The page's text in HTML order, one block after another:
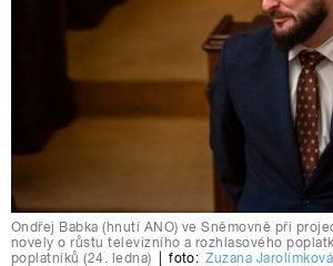
Ondřej Babka (hnutí ANO) ve Sněmovně při
novely o růstu televizního a rozhlasového
poplatníků (24. ledna)
foto: Zuzana Jarolímková